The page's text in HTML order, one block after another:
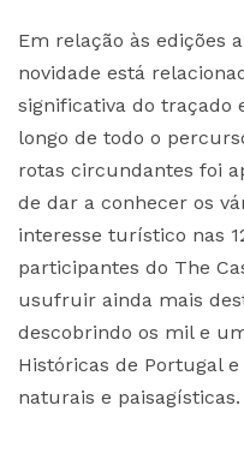
Em relação às edições
novidade está
significativa do traçado
longo de todo o
rotas circundantes foi
de dar a conhecer os
interesse turístico nas
participantes do The
usufruir ainda mais
descobrindo os mil e
Históricas de Portugal
naturais e paisagísticas.